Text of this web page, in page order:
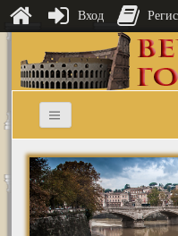
Вход